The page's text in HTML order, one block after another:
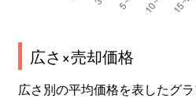
広さ×売却価格
広さ別の平均価格を表したグラ